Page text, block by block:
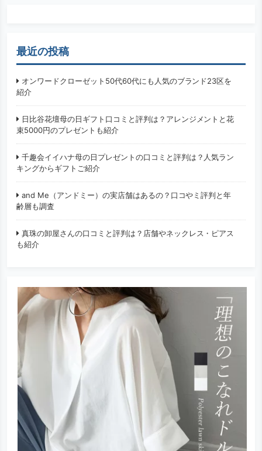
最近の投稿
オンワードクローゼット50代60代にも人気のブランド23区を
紹介
日比谷花壇母の日ギフト口コミと評判は？アレンジメントと花
束5000円のプレゼントも紹介
千趣会イイハナ母の日プレゼントの口コミと評判は？人気ラン
キングからギフトご紹介
and Me（アンドミー）の実店舗はあるの？口コやミ評判と年
齢層も調査
真珠の卸屋さんの口コミと評判は？店舗やネックレス・ピアス
も紹介